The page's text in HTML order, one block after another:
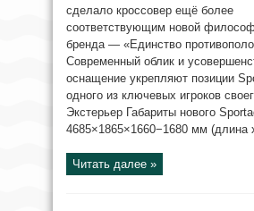
сделало кроссовер ещё более
соответствующим новой
бренда — «Единство
Современный облик и
оснащение укрепляют позиции
одного из ключевых игроков
Экстерьер Габариты нового
4685×1865×1660−1680 мм (длина
Читать далее »